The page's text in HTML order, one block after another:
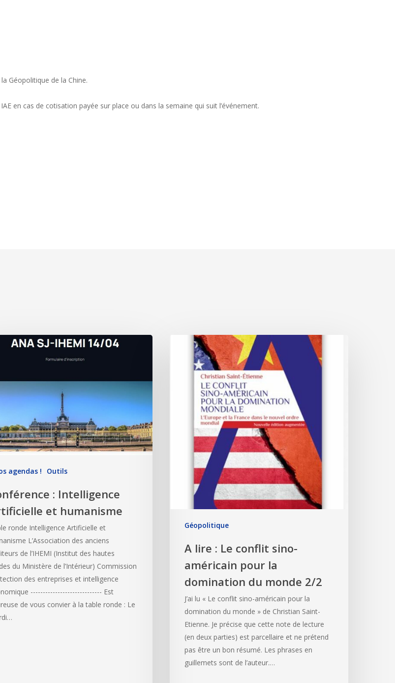
Géopolitique de la Chine.
en cas de cotisation payée sur place ou dans la semaine qui suit l’événement.
agendas ! Outils
: Intelligence
et humanisme
ronde Intelligence Artificielle et
L’Association des anciens
de l’IHEMI (Institut des hautes
du Ministère de l’Intérieur) Commission
des entreprises et intelligence
----------------------------- Est
de vous convier à la table ronde : Le
Géopolitique
A lire : Le conflit sino-
américain pour la
domination du monde 2/2
J’ai lu « Le conflit sino-américain pour la
domination du monde » de Christian Saint-
Etienne. Je précise que cette note de lecture
(en deux parties) est parcellaire et ne prétend
pas être un bon résumé. Les phrases en
guillemets sont de l’auteur.…